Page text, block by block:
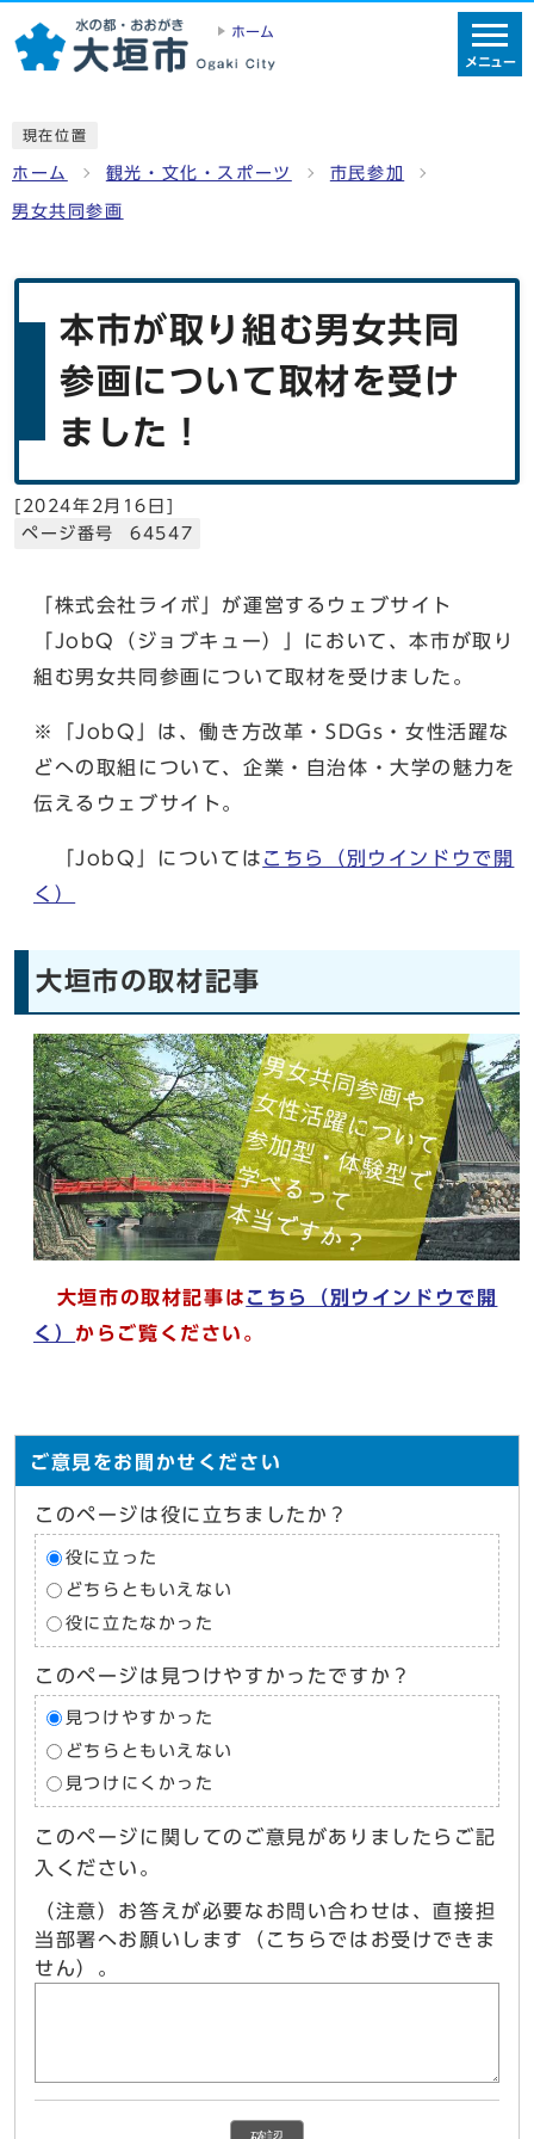
ホーム
メニュー
現在位置
ホーム 観光・文化・スポーツ 市民参加
男女共同参画
本市が取り組む男女共同
参画について取材を受け
ました！
[ 2024年2月16日 ]
ページ番号 64547
「株式会社ライボ」が運営するウェブサイト
「JobQ（ジョブキュー）」において、本市が取り
組む男女共同参画について取材を受けました。
※「JobQ」は、働き方改革・SDGs・女性活躍な
どへの取組について、企業・自治体・大学の魅力を
伝えるウェブサイト。
「JobQ」については こちら
（別ウインドウで開
く）
大垣市の取材記事
大垣市の取材記事は こちら
（別ウインドウで開
く） からご覧ください。
ご意見をお聞かせください
このページは役に立ちましたか？
役に立った
どちらともいえない
役に立たなかった
このページは見つけやすかったですか？
見つけやすかった
どちらともいえない
見つけにくかった
このページに関してのご意見がありましたらご記
入ください。
（注意）お答えが必要なお問い合わせは、直接担
当部署へお願いします（こちらではお受けできま
せん）。